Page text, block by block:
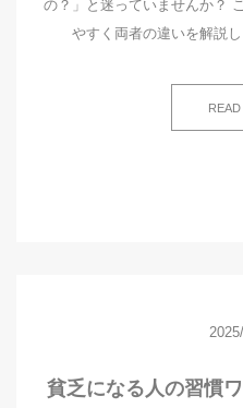
の？」と迷っていませんか？
やすく両者の違いを解説
貧乏になる人の習慣